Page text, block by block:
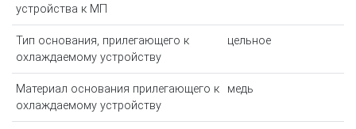
устройства к МП
Тип основания, прилегающего к
охлаждаемому устройству
цельное
Материал основания прилегающего к
охлаждаемому устройству
медь